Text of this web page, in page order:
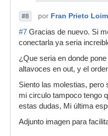
#8 por Fran Prieto
#7 Gracias de nuevo. Si
conectarla ya seria
¿Que seria en donde
altavoces en out, y el
Siento las molestias, pero
mi circulo tampoco tengo
estas dudas, Mi última
Adjunto imagen para